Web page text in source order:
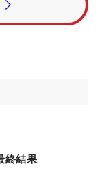
、3人はいず
。いまや米ツ
のひとりだっ
をつける独走
連続ボギーを
終結果